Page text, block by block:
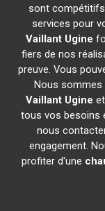
sont
services pour
Vaillant Ugine
fiers de nos
preuve. Vous
Nous sommes
Vaillant Ugine
tous vos besoins
nous
engagement.
profiter d'une